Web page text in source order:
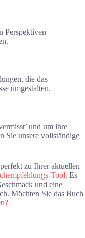
Perspektiven
die das
umgestalten.
und um ihre
Sie unsere vollständige
zu Ihrer aktuellen
Tool. Es
und eine
Möchten Sie das Buch